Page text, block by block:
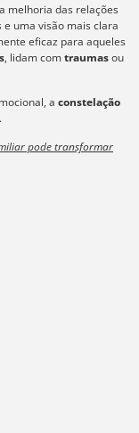
melhoria das relações
uma visão mais clara
eficaz para aqueles
, lidam comtraumasou
a constelação
pode transformar